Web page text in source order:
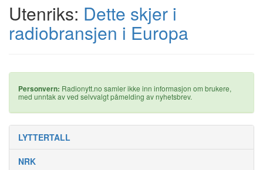
Utenriks: Dette skjer i
radiobransjen i Europa
Personvern: Radionytt.no samler ikke inn informasjon om brukere,
med unntak av ved selvvalgt påmelding av nyhetsbrev.
LYTTERTALL
NRK